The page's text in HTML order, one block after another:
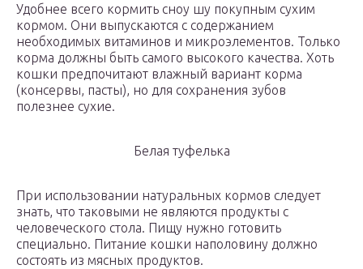
Удобнее всего кормить сноу шу покупным сухим
кормом. Они выпускаются с содержанием
необходимых витаминов и микроэлементов. Только
корма должны быть самого высокого качества. Хоть
кошки предпочитают влажный вариант корма
(консервы, пасты), но для сохранения зубов
полезнее сухие.
Белая туфелька
При использовании натуральных кормов следует
знать, что таковыми не являются продукты с
человеческого стола. Пищу нужно готовить
специально. Питание кошки наполовину должно
состоять из мясных продуктов.